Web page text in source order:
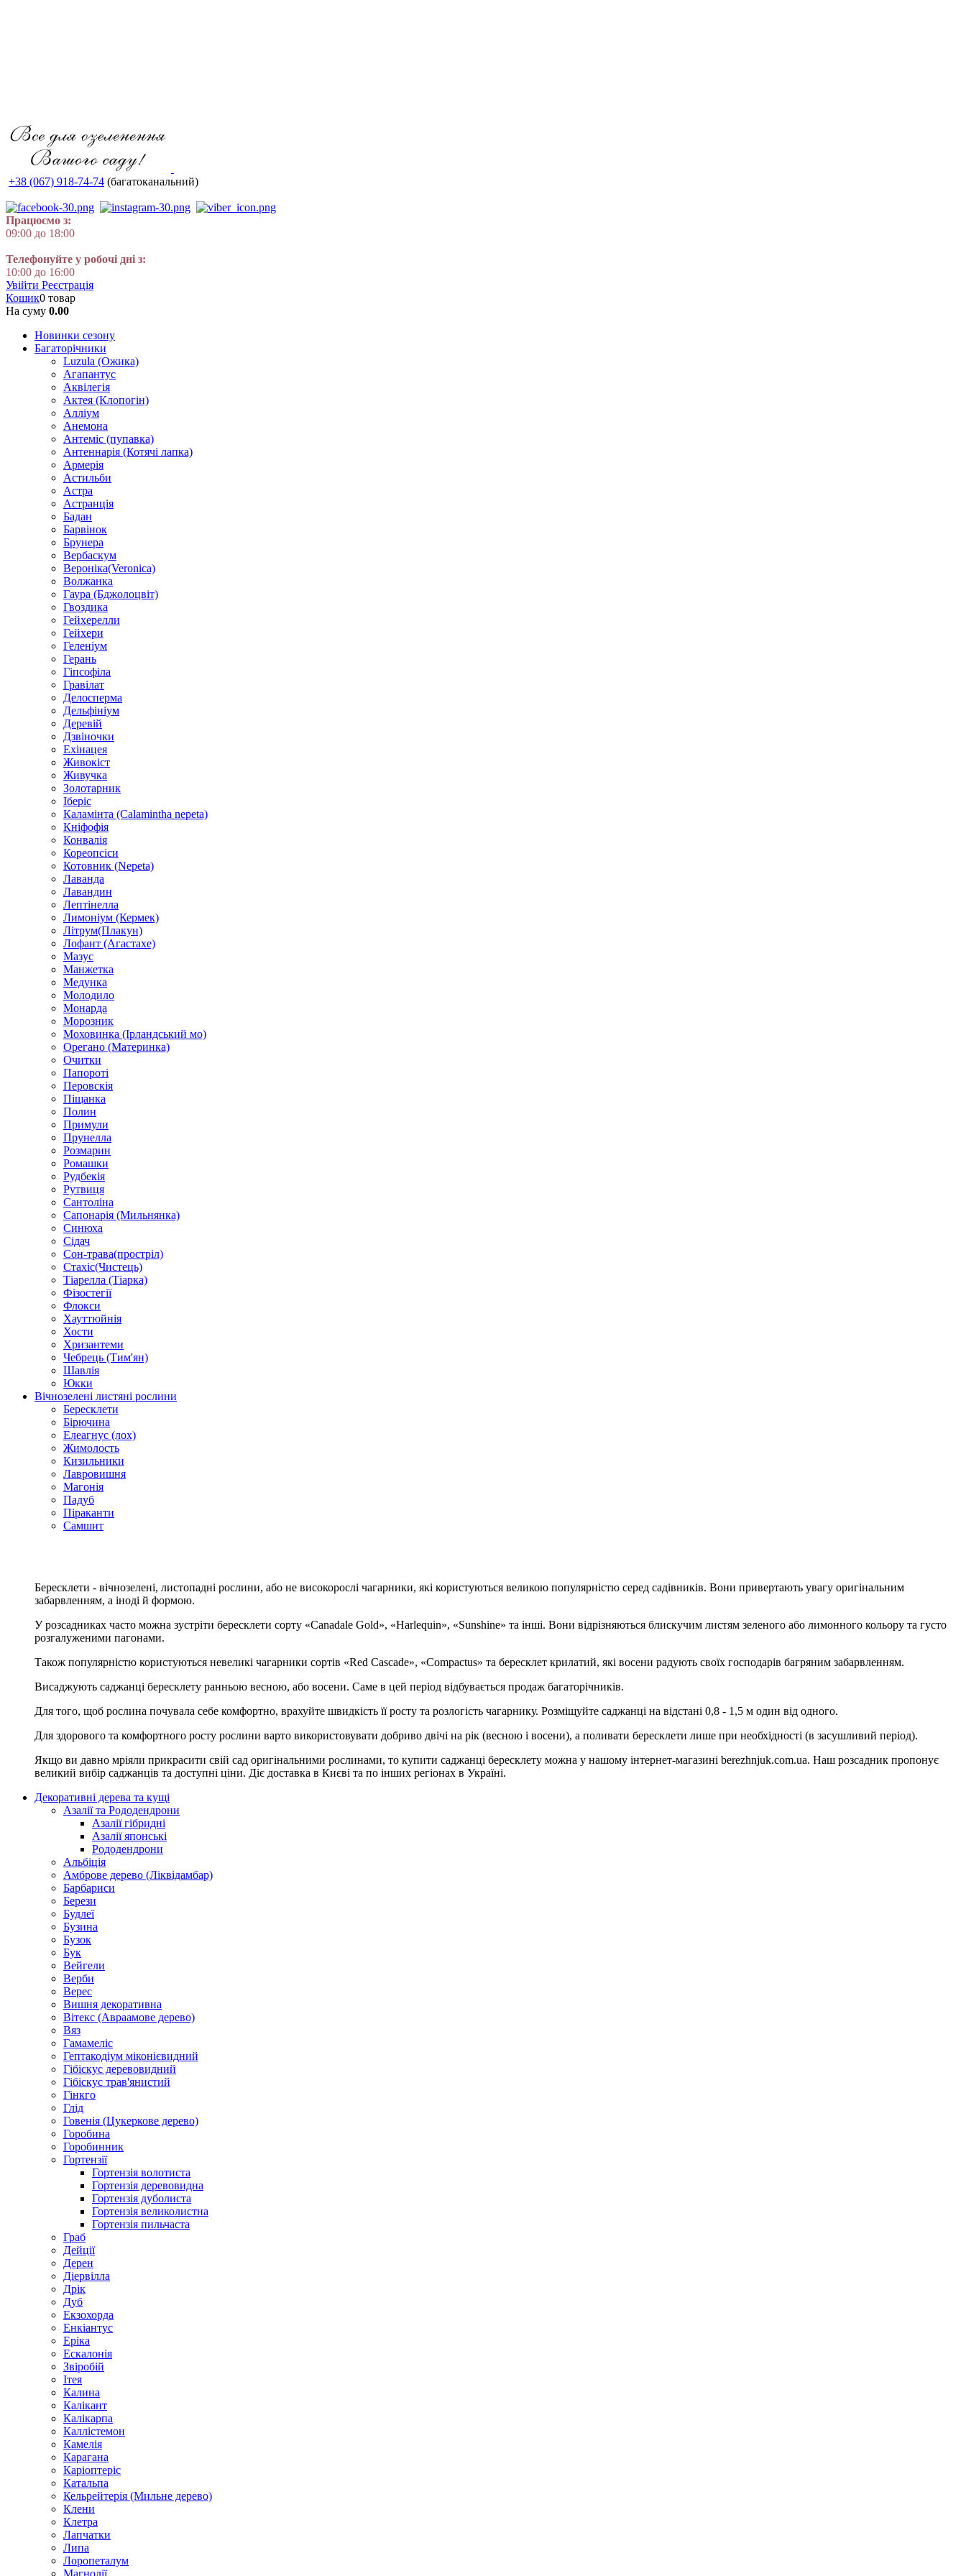
+38 (067) 918-74-74 (багатоканальний)
Працюємо з:
09:00 до 18:00
Телефонуйте у робочі дні з:
10:00 до 16:00
Увійти Реєстрація
Кошик0 товар
На суму 0.00
Новинки сезону
Багаторічники
Luzula (Ожика)
Агапантус
Аквілегія
Актея (Клопогін)
Алліум
Анемона
Антеміс (пупавка)
Антеннарія (Котячі лапка)
Армерія
Астильби
Астра
Астранція
Бадан
Барвінок
Брунера
Вербаскум
Вероніка(Veronica)
Волжанка
Гаура (Бджолоцвіт)
Гвоздика
Гейхерелли
Гейхери
Геленіум
Герань
Гіпсофіла
Гравілат
Делосперма
Дельфініум
Деревій
Дзвіночки
Ехінацея
Живокіст
Живучка
Золотарник
Іберіс
Каламінта (Calamintha nepeta)
Кніфофія
Конвалія
Кореопсіси
Котовник (Nepeta)
Лаванда
Лавандин
Лептінелла
Лимоніум (Кермек)
Літрум(Плакун)
Лофант (Агастахе)
Мазус
Манжетка
Медунка
Молодило
Монарда
Морозник
Моховинка (Ірландський мо)
Орегано (Материнка)
Очитки
Папороті
Перовскія
Піщанка
Полин
Примули
Прунелла
Розмарин
Ромашки
Рудбекія
Рутвиця
Сантоліна
Сапонарія (Мильнянка)
Синюха
Сідач
Сон-трава(простріл)
Стахіс(Чистець)
Тіарелла (Тіарка)
Фізостегії
Флокси
Хауттюйнія
Хости
Хризантеми
Чебрець (Тим'ян)
Шавлія
Юкки
Вічнозелені листяні рослини
Бересклети
Бірючина
Елеагнус (лох)
Жимолость
Кизильники
Лавровишня
Магонія
Падуб
Піраканти
Самшит
Бересклети - вічнозелені, листопадні рослини, або не високорослі чагарники, які користуються великою популярністю серед садівників. Вони привертають увагу оригінальним
забарвленням, а іноді й формою.
У розсадниках часто можна зустріти бересклети сорту «Canadale Gold», «Harlequin», «Sunshine» та інші. Вони відрізняються блискучим листям зеленого або лимонного кольору та густо
розгалуженими пагонами.
Також популярністю користуються невеликі чагарники сортів «Red Cascade», «Compactus» та бересклет крилатий, які восени радують своїх господарів багряним забарвленням.
Висаджують саджанці бересклету ранньою весною, або восени. Саме в цей період відбувається продаж багаторічників.
Для того, щоб рослина почувала себе комфортно, врахуйте швидкість її росту та розлогість чагарнику. Розміщуйте саджанці на відстані 0,8 - 1,5 м один від одного.
Для здорового та комфортного росту рослини варто використовувати добриво двічі на рік (весною і восени), а поливати бересклети лише при необхідності (в засушливий період).
Якщо ви давно мріяли прикрасити свій сад оригінальними рослинами, то купити саджанці бересклету можна у нашому інтернет-магазині berezhnjuk.com.ua. Наш розсадник пропонує
великий вибір саджанців та доступні ціни. Діє доставка в Києві та по інших регіонах в Україні.
Декоративні дерева та кущі
Азалії та Рододендрони
Азалії гібридні
Азалії японські
Рододендрони
Альбіція
Амброве дерево (Ліквідамбар)
Барбариси
Берези
Будлеї
Бузина
Бузок
Бук
Вейгели
Верби
Верес
Вишня декоративна
Вітекс (Авраамове дерево)
Вяз
Гамамеліс
Гептакодіум міконієвидний
Гібіскус деревовидний
Гібіскус трав'янистий
Гінкго
Глід
Говенія (Цукеркове дерево)
Горобина
Горобинник
Гортензії
Гортензія волотиста
Гортензія деревовидна
Гортензія дуболиста
Гортензія великолистна
Гортензія пильчаста
Граб
Дейції
Дерен
Діервілла
Дрік
Дуб
Екзохорда
Енкіантус
Еріка
Ескалонія
Звіробій
Ітея
Калина
Калікант
Калікарпа
Каллістемон
Камелія
Карагана
Каріоптеріс
Катальпа
Кельрейтерія (Мильне дерево)
Клени
Клетра
Лапчатки
Липа
Лоропеталум
Магнолії